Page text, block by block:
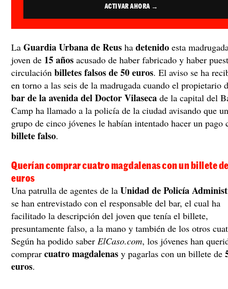
ACTIVAR AHORA →
LaGuardia Urbana de Reus hadetenido esta
joven de 15 años acusado de haber fabricado y haber
circulaciónbilletes falsos de 50 euros. El aviso se ha
en torno a las seis de la madrugada cuando el propietario
bar de la avenida del Doctor Vilaseca de la capital del
Camp ha llamado a la policía de la ciudad avisando que un
grupo de cinco jóvenes le habían intentado hacer un pago
billete falso.
Querían comprar cuatro magdalenas con un billete
euros
Una patrulla de agentes de laUnidad de Policía
se han entrevistado con el responsable del bar, el cual ha
facilitado la descripción del joven que tenía el billete,
presuntamente falso, a la mano y también de los otros
Según ha podido saberElCaso.com, los jóvenes han
comprarcuatro magdalenas y pagarlas con un billete de
euros.